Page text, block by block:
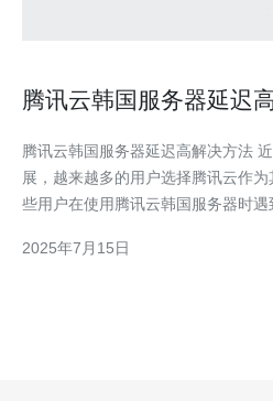
腾讯云韩国服务器延迟
腾讯云韩国服务器延迟高解决方法 近年来，随着互联网的快速发
展，越来越多的用户选择腾讯云作
些用户在使用腾讯云韩国服务器时遇
以尝试优化本地网络设置，确保网络
2025年7月15日